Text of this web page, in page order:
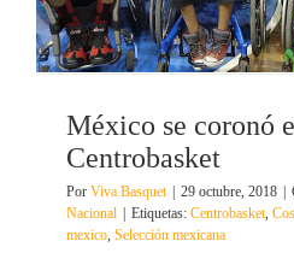
México se coronó
Centrobasket
Por Viva Basquet 29 octubre, 2018
Nacional
Etiquetas: Centrobasket,
mexico, Selección mexicana